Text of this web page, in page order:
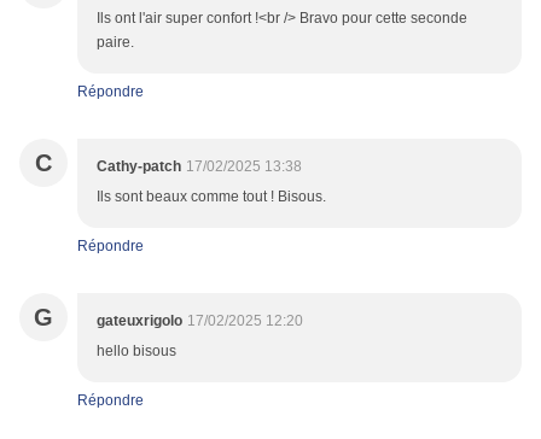
Ils ont l'air super confort !<br /> Bravo pour cette seconde
paire.
Répondre
C Cathy-patch 17/02/2025 13:38
Ils sont beaux comme tout ! Bisous.
Répondre
G gateuxrigolo 17/02/2025 12:20
hello bisous
Répondre